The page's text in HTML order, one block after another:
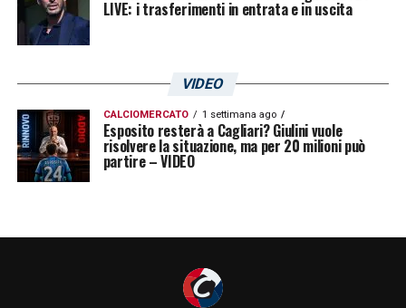
LIVE: i trasferimenti in entrata e in uscita
VIDEO
CALCIOMERCATO 1 settimana ago
Esposito resterà a Cagliari? Giulini vuole
risolvere la situazione, ma per 20 milioni può
partire – VIDEO